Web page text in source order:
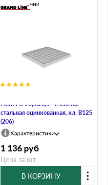
Point РВ-28,5.28,5 - ячеистая
стальная оцинкованная, кл. В125
(206)
В наличии
Характеристики
1 136 руб
Цена за шт
В КОРЗИНУ